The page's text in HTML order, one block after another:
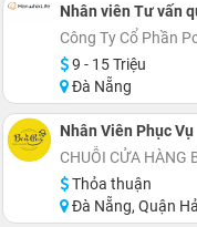
Nhân viên Tư vấn
Công Ty Cổ Phần
9 - 15 Triệu
Đà Nẵng
Nhân Viên Phục Vụ
CHUỖI CỬA HÀNG
Thỏa thuận
Đà Nẵng, Quận Hải Châu, Quận Thanh Khê, Quận